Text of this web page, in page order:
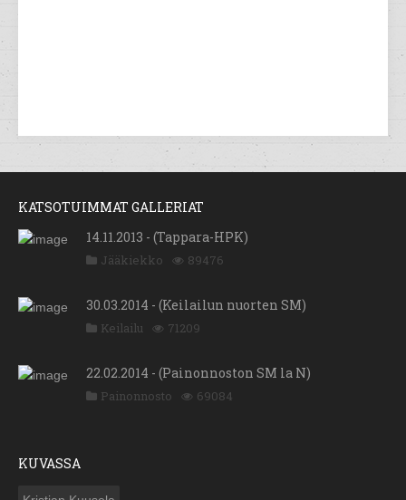
KATSOTUIMMAT GALLERIAT
14.11.2013 - (Tappara-HPK)
Jääkiekko 89476
30.03.2014 - (Keilailun nuorten SM)
Keilailu 71209
22.02.2014 - (Painonnoston SM la N)
Painonnosto 69084
KUVASSA